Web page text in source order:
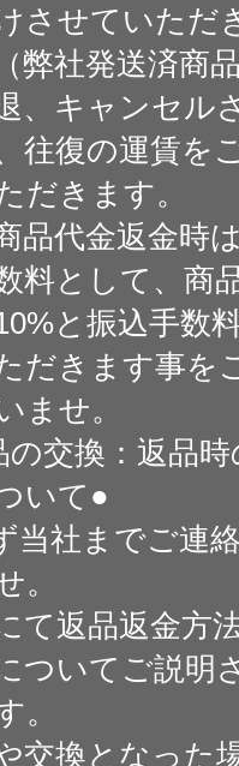
させていただ
弊社発送済商
、キャンセル
往復の運賃を
だきます。
品代金返金時
料として、商
と振込手数
だきます事を
ませ。
の交換：返品
いて●
当社までご連
。
て返品返金方
ついてご説明
。
交換となった